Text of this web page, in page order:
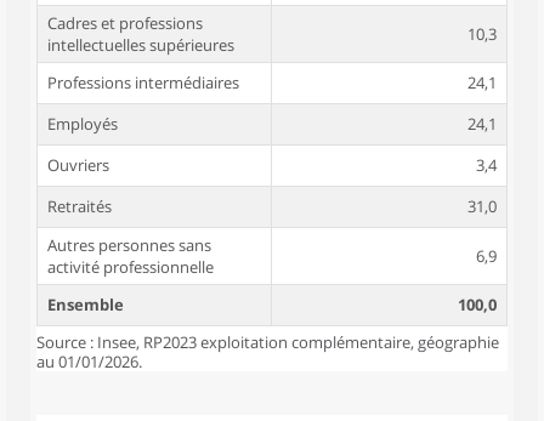
Cadres et professions
intellectuelles supérieures
10,3
Professions intermédiaires
24,1
Employés
24,1
Ouvriers
3,4
Retraités
31,0
Autres personnes sans
activité professionnelle
6,9
Ensemble
100,0
Source : Insee, RP2023 exploitation complémentaire, géographie
au 01/01/2026.